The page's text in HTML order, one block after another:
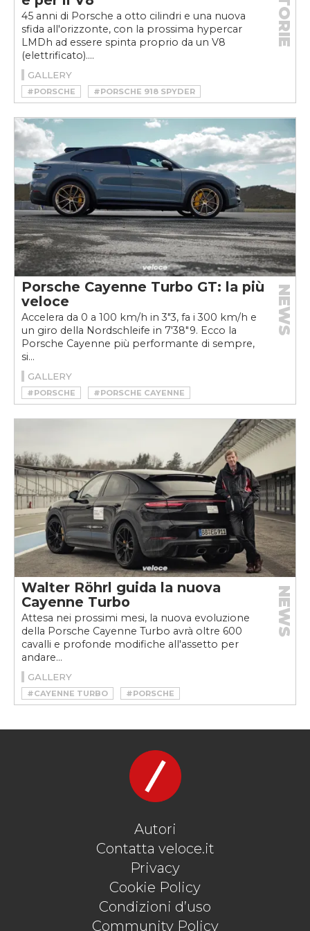
45 anni di Porsche a otto cilindri e una nuova
sfida all'orizzonte, con la prossima hypercar
LMDh ad essere spinta proprio da un V8
(elettrificato)....
STORIE
GALLERY
#PORSCHE
#PORSCHE 918 SPYDER
#PORSCHE 928
#PORSCHE CAYENNE
#PORSCHE CAYENNE S DIESEL
#PORSCHE CAYENNE TURBO
#PORSCHE LMDH
#PORSCHE RS SPYDER
#PORSCHE V8
#PORSCHE V8 AUTO
#PORSCHE V8 CARS
Porsche Cayenne Turbo GT: la più
veloce
Accelera da 0 a 100 km/h in 3"3, fa i 300 km/h e
un giro della Nordschleife in 7'38"9. Ecco la
Porsche Cayenne più performante di sempre,
si...
NEWS
GALLERY
#PORSCHE
#PORSCHE CAYENNE
#PORSCHE CAYENNE TURBO
#PORSCHE CAYENNE TURBO GT
#SUV
Walter Röhrl guida la nuova
Cayenne Turbo
Attesa nei prossimi mesi, la nuova evoluzione
della Porsche Cayenne Turbo avrà oltre 600
cavalli e profonde modifiche all'assetto per
andare...
NEWS
GALLERY
#CAYENNE TURBO
#PORSCHE
#PORSCHE CAYENNE TURBO
#SUV
Autori
Contatta veloce.it
Privacy
Cookie Policy
Condizioni d’uso
Community Policy